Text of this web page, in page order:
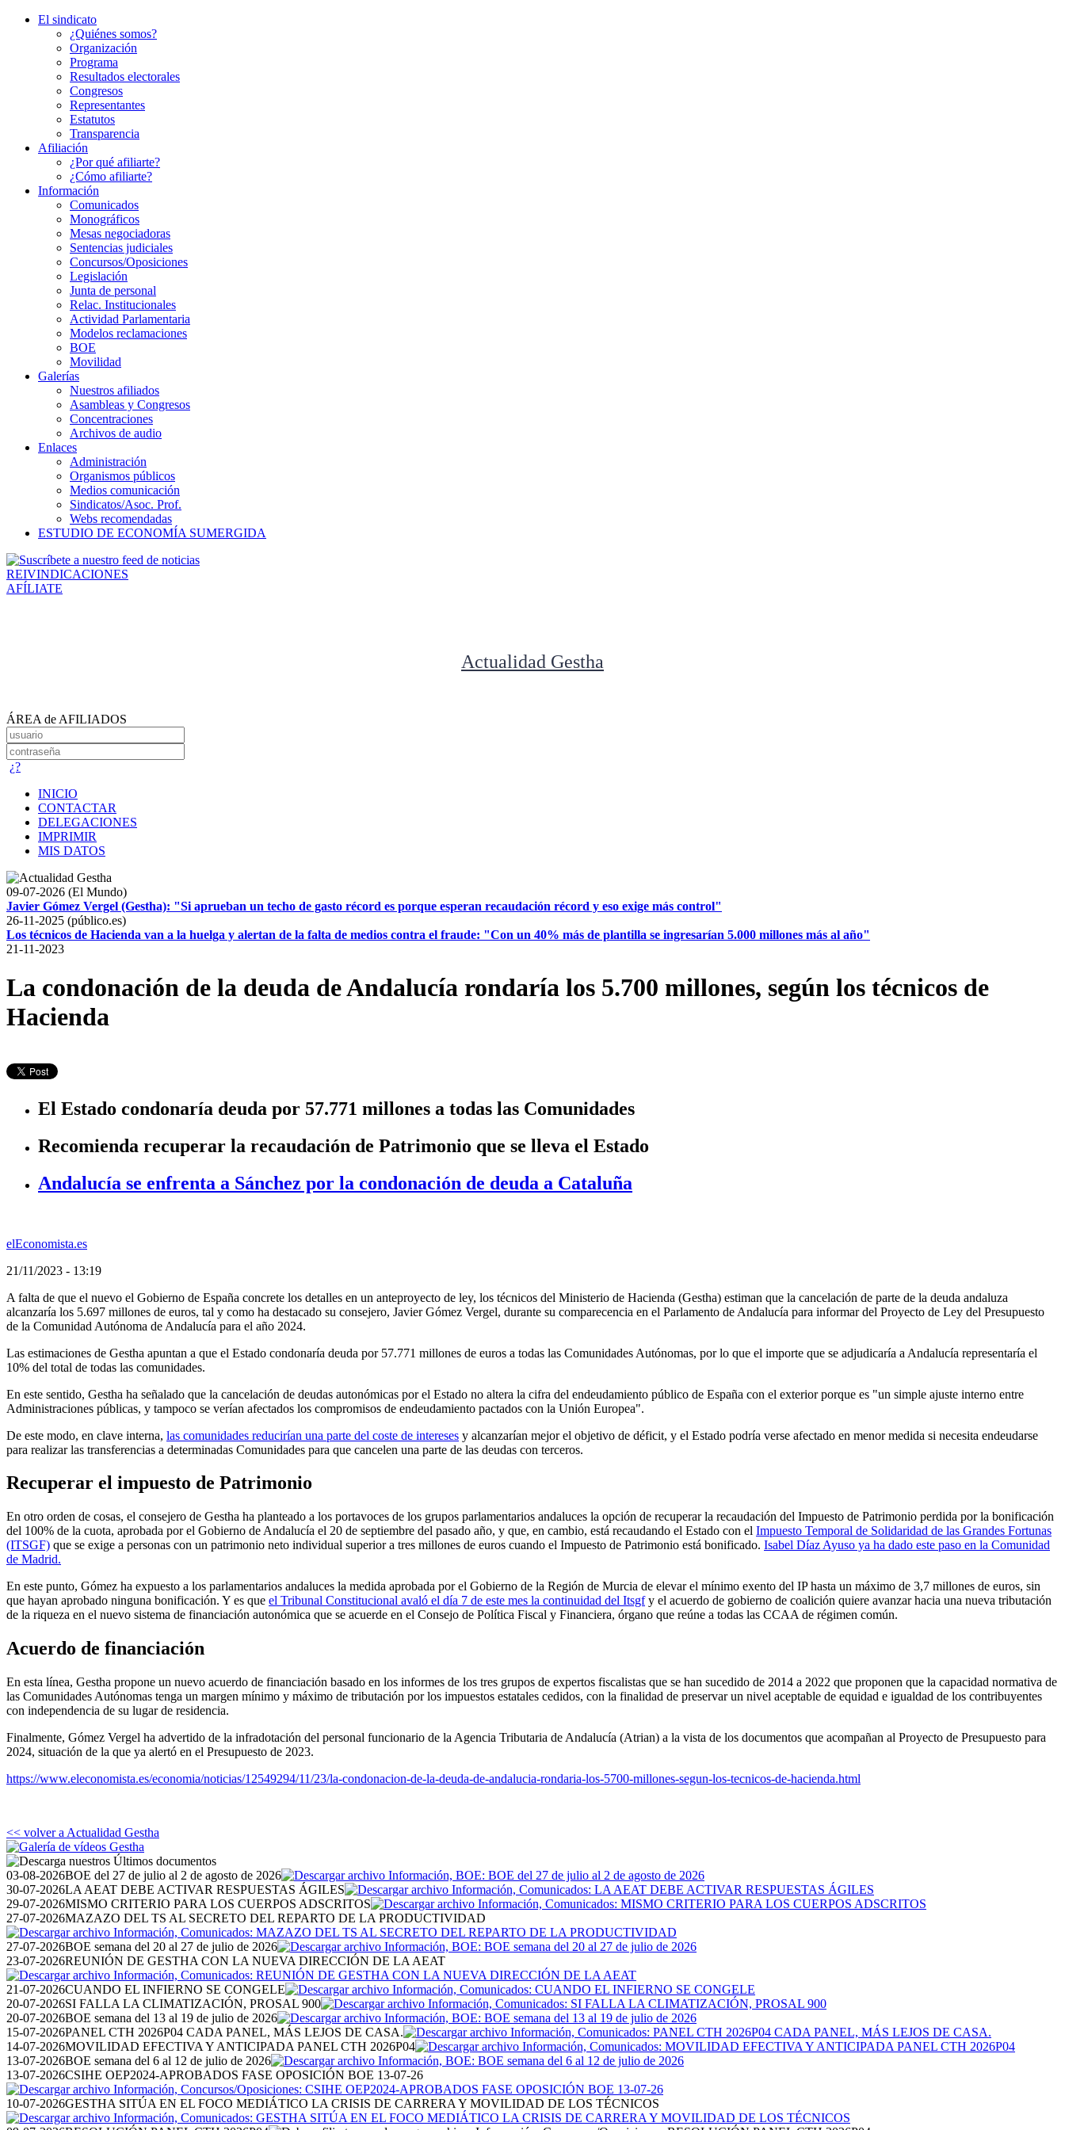
El sindicato
¿Quiénes somos?
Organización
Programa
Resultados electorales
Congresos
Representantes
Estatutos
Transparencia
Afiliación
¿Por qué afiliarte?
¿Cómo afiliarte?
Información
Comunicados
Monográficos
Mesas negociadoras
Sentencias judiciales
Concursos/Oposiciones
Legislación
Junta de personal
Relac. Institucionales
Actividad Parlamentaria
Modelos reclamaciones
BOE
Movilidad
Galerías
Nuestros afiliados
Asambleas y Congresos
Concentraciones
Archivos de audio
Enlaces
Administración
Organismos públicos
Medios comunicación
Sindicatos/Asoc. Prof.
Webs recomendadas
ESTUDIO DE ECONOMÍA SUMERGIDA
REIVINDICACIONES
AFÍLIATE
Actualidad Gestha
ÁREA de AFILIADOS
¿?
INICIO
CONTACTAR
DELEGACIONES
IMPRIMIR
MIS DATOS
09-07-2026 (El Mundo)
Javier Gómez Vergel (Gestha): "Si aprueban un techo de gasto récord es porque esperan recaudación récord y eso exige más control"
26-11-2025 (público.es)
Los técnicos de Hacienda van a la huelga y alertan de la falta de medios contra el fraude: "Con un 40% más de plantilla se ingresarían 5.000 millones más al año"
21-11-2023
La condonación de la deuda de Andalucía rondaría los 5.700 millones, según los técnicos de
Hacienda
El Estado condonaría deuda por 57.771 millones a todas las Comunidades
Recomienda recuperar la recaudación de Patrimonio que se lleva el Estado
Andalucía se enfrenta a Sánchez por la condonación de deuda a Cataluña
elEconomista.es
21/11/2023 - 13:19
A falta de que el nuevo el Gobierno de España concrete los detalles en un anteproyecto de ley, los técnicos del Ministerio de Hacienda (Gestha) estiman que la cancelación de parte de la deuda andaluza
alcanzaría los 5.697 millones de euros, tal y como ha destacado su consejero, Javier Gómez Vergel, durante su comparecencia en el Parlamento de Andalucía para informar del Proyecto de Ley del Presupuesto
de la Comunidad Autónoma de Andalucía para el año 2024.
Las estimaciones de Gestha apuntan a que el Estado condonaría deuda por 57.771 millones de euros a todas las Comunidades Autónomas, por lo que el importe que se adjudicaría a Andalucía representaría el
10% del total de todas las comunidades.
En este sentido, Gestha ha señalado que la cancelación de deudas autonómicas por el Estado no altera la cifra del endeudamiento público de España con el exterior porque es "un simple ajuste interno entre
Administraciones públicas, y tampoco se verían afectados los compromisos de endeudamiento pactados con la Unión Europea".
De este modo, en clave interna, las comunidades reducirían una parte del coste de intereses y alcanzarían mejor el objetivo de déficit, y el Estado podría verse afectado en menor medida si necesita endeudarse
para realizar las transferencias a determinadas Comunidades para que cancelen una parte de las deudas con terceros.
Recuperar el impuesto de Patrimonio
En otro orden de cosas, el consejero de Gestha ha planteado a los portavoces de los grupos parlamentarios andaluces la opción de recuperar la recaudación del Impuesto de Patrimonio perdida por la bonificación
del 100% de la cuota, aprobada por el Gobierno de Andalucía el 20 de septiembre del pasado año, y que, en cambio, está recaudando el Estado con el Impuesto Temporal de Solidaridad de las Grandes Fortunas
(ITSGF) que se exige a personas con un patrimonio neto individual superior a tres millones de euros cuando el Impuesto de Patrimonio está bonificado. Isabel Díaz Ayuso ya ha dado este paso en la Comunidad
de Madrid.
En este punto, Gómez ha expuesto a los parlamentarios andaluces la medida aprobada por el Gobierno de la Región de Murcia de elevar el mínimo exento del IP hasta un máximo de 3,7 millones de euros, sin
que hayan aprobado ninguna bonificación. Y es que el Tribunal Constitucional avaló el día 7 de este mes la continuidad del Itsgfy el acuerdo de gobierno de coalición quiere avanzar hacia una nueva tributación
de la riqueza en el nuevo sistema de financiación autonómica que se acuerde en el Consejo de Política Fiscal y Financiera, órgano que reúne a todas las CCAA de régimen común.
Acuerdo de financiación
En esta línea, Gestha propone un nuevo acuerdo de financiación basado en los informes de los tres grupos de expertos fiscalistas que se han sucedido de 2014 a 2022 que proponen que la capacidad normativa de
las Comunidades Autónomas tenga un margen mínimo y máximo de tributación por los impuestos estatales cedidos, con la finalidad de preservar un nivel aceptable de equidad e igualdad de los contribuyentes
con independencia de su lugar de residencia.
Finalmente, Gómez Vergel ha advertido de la infradotación del personal funcionario de la Agencia Tributaria de Andalucía (Atrian) a la vista de los documentos que acompañan al Proyecto de Presupuesto para
2024, situación de la que ya alertó en el Presupuesto de 2023.
https://www.eleconomista.es/economia/noticias/12549294/11/23/la-condonacion-de-la-deuda-de-andalucia-rondaria-los-5700-millones-segun-los-tecnicos-de-hacienda.html
<< volver a Actualidad Gestha
03-08-2026BOE del 27 de julio al 2 de agosto de 2026
30-07-2026LA AEAT DEBE ACTIVAR RESPUESTAS ÁGILES
29-07-2026MISMO CRITERIO PARA LOS CUERPOS ADSCRITOS
27-07-2026MAZAZO DEL TS AL SECRETO DEL REPARTO DE LA PRODUCTIVIDAD
27-07-2026BOE semana del 20 al 27 de julio de 2026
23-07-2026REUNIÓN DE GESTHA CON LA NUEVA DIRECCIÓN DE LA AEAT
21-07-2026CUANDO EL INFIERNO SE CONGELE
20-07-2026SI FALLA LA CLIMATIZACIÓN, PROSAL 900
20-07-2026BOE semana del 13 al 19 de julio de 2026
15-07-2026PANEL CTH 2026P04 CADA PANEL, MÁS LEJOS DE CASA.
14-07-2026MOVILIDAD EFECTIVA Y ANTICIPADA PANEL CTH 2026P04
13-07-2026BOE semana del 6 al 12 de julio de 2026
13-07-2026CSIHE OEP2024-APROBADOS FASE OPOSICIÓN BOE 13-07-26
10-07-2026GESTHA SITÚA EN EL FOCO MEDIÁTICO LA CRISIS DE CARRERA Y MOVILIDAD DE LOS TÉCNICOS